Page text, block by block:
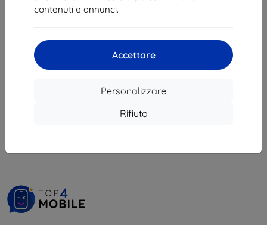
contenuti e annunci.
Accettare
Personalizzare
Rifiuto
20,90 €
18,81 €